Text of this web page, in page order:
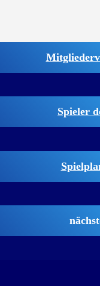
Spieler